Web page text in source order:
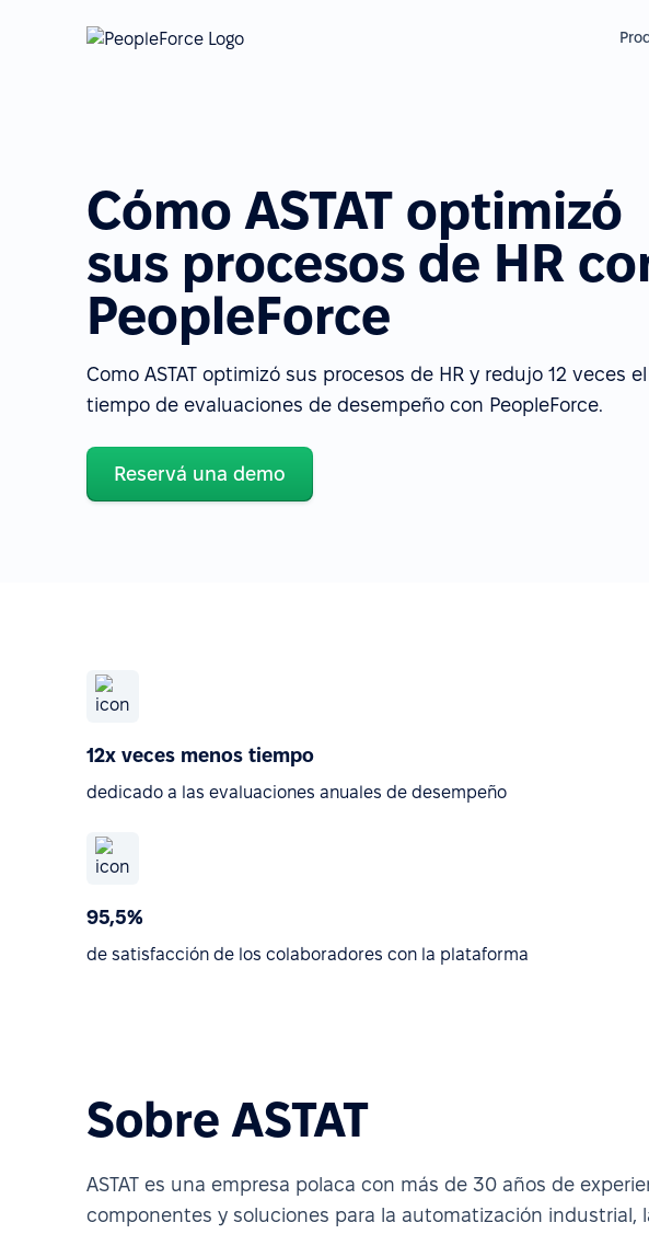
Cómo ASTAT optimizó
sus procesos de HR
PeopleForce
Como ASTAT optimizó sus procesos de HR y redujo 12 veces el
tiempo de evaluaciones de desempeño con PeopleForce.
Reservá una demo
12x veces menos tiempo
dedicado a las evaluaciones anuales de desempeño
95,5%
de satisfacción de los colaboradores con la plataforma
Sobre ASTAT
ASTAT es una empresa polaca con más de 30 años de
componentes y soluciones para la automatización industrial,